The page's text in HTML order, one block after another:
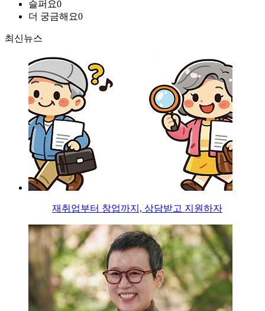
슬퍼요0
더 궁금해요0
최신뉴스
재취업부터 창업까지, 상담받고 지원하자